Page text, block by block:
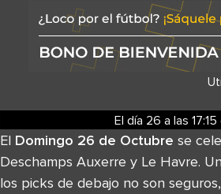
El día 26 a las 17:15
El Domingo 26 de Octubre se
Deschamps Auxerre y Le Havre.
los picks de debajo no son